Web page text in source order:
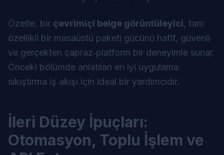
Özetle, bir çevrimiçi belge görüntüleyici, tam
özellikli bir masaüstü paketi gücünü hafif, güvenli
ve gerçekten çapraz‑platform bir deneyimle sunar.
Önceki bölümde anlatılan en iyi uygulama
sıkıştırma iş akışı için ideal bir yardımcıdır.
İleri Düzey İpuçları:
Otomasyon, Toplu İşlem ve